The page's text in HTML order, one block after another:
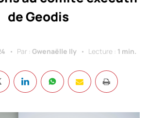
de Geodis
Par : Gwenaëlle Ily Lecture : 1 min.